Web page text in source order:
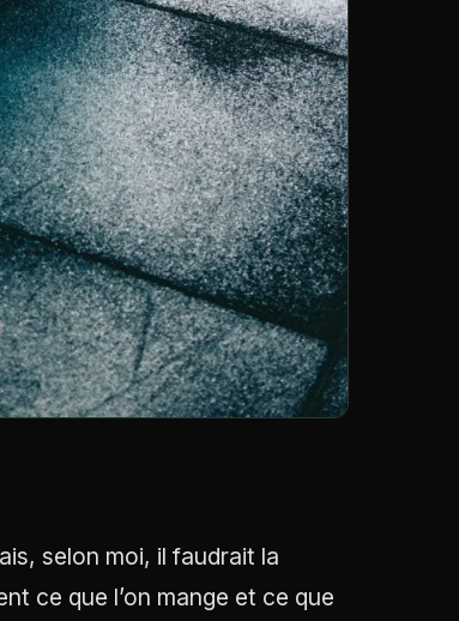
selon moi, il faudrait la
ce que l’on mange et ce que